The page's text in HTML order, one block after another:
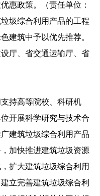
惠政策。（责任单位：
圾综合利用产品的工程
建筑中予以优先推荐。
厅、省交通运输厅、省
持高等院校、科研机
开展科学研究与技术合
建筑垃圾综合利用产品
加快推进建筑垃圾资源
扩大建筑垃圾综合利用
立完善建筑垃圾综合利